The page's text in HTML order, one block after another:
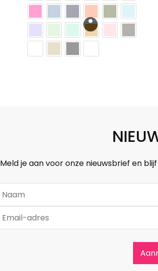
Meld je aan voor onze nieuwsbrief en